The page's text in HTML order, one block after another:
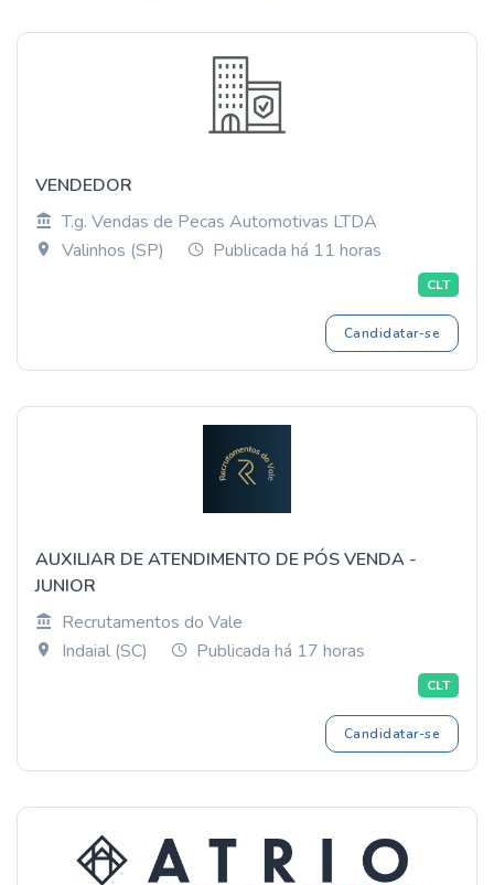
VENDEDOR
T.g. Vendas de Pecas Automotivas LTDA
Valinhos (SP)
Publicada há 11 horas
CLT
Candidatar-se
AUXILIAR DE ATENDIMENTO DE PÓS VENDA -
JUNIOR
Recrutamentos do Vale
Indaial (SC)
Publicada há 17 horas
CLT
Candidatar-se